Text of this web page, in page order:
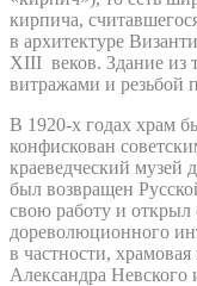
кирпича,
в архитектуре
XIII веков. Здание из
витражами и резьбой
В 1920-х годах храм
конфискован
краеведческий музей
был возвращен
свою работу и
дореволюционного
в частности, храмовая
Александра